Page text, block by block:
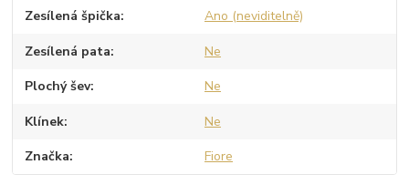
Zesílená špička Ano (neviditelně)
Zesílená pata Ne
Plochý šev Ne
Klínek Ne
Značka Fiore